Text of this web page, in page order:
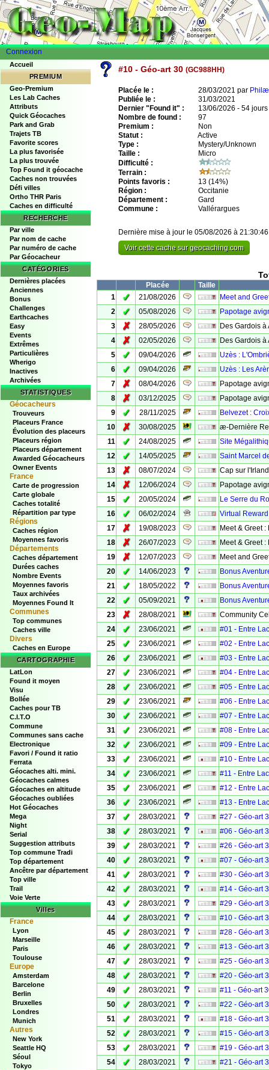
Connexion
Accueil
PREMIUM
Geo-Premium
Les Lab Caches
Attributs
Quick Géocaches
Park and Grab
Trajets TB
Favorite scores
La plus favorisée
La plus trouvée
Top Found it géocache
Caches non trouvées
Défi villes
Ortho THR Paris
Caches en difficulté
RECHERCHE
Par ville
Par nom de cache
Par numéro de cache
Par Géocacheur
CATÉGORIES
Dernières placées
Anciennes
Bonus
Challenges
Earthcaches
Easy
Events
Extrêmes
Particulières
Wherigo
Inactives
Archivées
STATISTIQUES
Géocacheurs
Trouveurs
Placeurs France
Évolution des placeurs
Placeurs région
Placeurs département
Awarded Géocacheurs
Owner Events
France
Carte de progression
Carte globale
Caches totalité
Répartition par type
Régions
Caches région
Moyennes favoris
Départements
Caches département
Durées caches
Nombre Events
Moyennes favoris
Taux archivées
Moyennes Found It
Communes
Top communes
Caches ville
Divers
Caches en Europe
CARTOGRAPHIE
LatLon
Found it moyen
Visu
Bollée
Caches pour TB
C.I.T.O
Commune
Communes sans cache
Electronique
Favori / Found it ratio
Ferrata
Géocaches alti. mini.
Géocaches calmes
Géocaches en altitude
Géocaches oubliées
Hot Géocaches
Mega
Night
Serial
Suggestion attributs
Top commune Tradi
Top département
Ancêtre par département
Top ville
Trail
Voie Verte
Villes
France
Lyon
Marseille
Paris
Toulouse
Europe
Amsterdam
Barcelone
Berlin
Bruxelles
Londres
Munich
Autres
New York
Seattle HQ
Séoul
Tokyo
#10 - Géo-art 30 (GC988HH)
Placée le : 28/03/2021 par
Publiée le :
31/03/2021
Dernier "Found it" :
13/06/2026 - 54 jours
Nombre de found :
97
Premium :
Non
Statut :
Active
Type :
Mystery/Unknown
Taille :
Micro
Difficulté :
Terrain :
Points favoris :
13 (14%)
Région :
Occitanie
Département :
Gard
Commune :
Vallérargues
Dernière mise à jour le 05/08/2026 à 21:30:46
Voir cette cache sur geocaching.com
Placée
Taille
1
✓ 21/08/2026
Meet and
2
✓ 05/08/2026
Papotage
3
✗ 28/05/2026
Des Gardois à
4
✗ 02/05/2026
Des Gardois à
5
✓ 09/04/2026
Uzès :
6
✓ 09/04/2026
Uzès : Les
7
✗ 08/04/2026
Papotage
8
✗ 03/12/2025
Papotage
9
✓ 28/11/2025
Belvezet :
10
✗ 30/08/2025
æ-Dernière
11
✓ 24/08/2025
Site
12
✓ 14/05/2025
Saint Marcel
13
✗ 08/07/2024
Cap sur
14
✗ 12/06/2024
Papotage
15
✓ 20/05/2024
Le Serre du
16
✓ 06/02/2024
Virtual
17
✗ 19/08/2023
Meet & Greet
18
✗ 26/07/2023
Meet & Greet
19
✗ 12/07/2023
Meet and
20
✓ 14/06/2023
Bonus
21
✓ 18/05/2022
Bonus
22
✓ 05/09/2021
Bonus
23
✗ 28/08/2021
Community
24
✓ 23/06/2021
#01 - Entre
25
✓ 23/06/2021
#02 - Entre
26
✓ 23/06/2021
#03 - Entre
27
✓ 23/06/2021
#04 - Entre
28
✓ 23/06/2021
#05 - Entre
29
✓ 23/06/2021
#06 - Entre
30
✓ 23/06/2021
#07 - Entre
31
✓ 23/06/2021
#08 - Entre
32
✓ 23/06/2021
#09 - Entre
33
✓ 23/06/2021
#10 - Entre
34
✓ 23/06/2021
#11 - Entre
35
✓ 23/06/2021
#12 - Entre
36
✓ 23/06/2021
#13 - Entre
37
✓ 28/03/2021
#27 - Géo-art
38
✓ 28/03/2021
#06 - Géo-art
39
✓ 28/03/2021
#26 - Géo-art
40
✓ 28/03/2021
#07 - Géo-art
41
✓ 28/03/2021
#30 - Géo-art
42
✓ 28/03/2021
#14 - Géo-art
43
✓ 28/03/2021
#29 - Géo-art
44
✓ 28/03/2021
#10 - Géo-art
45
✓ 28/03/2021
#28 - Géo-art
46
✓ 28/03/2021
#13 - Géo-art
47
✓ 28/03/2021
#25 - Géo-art
48
✓ 28/03/2021
#20 - Géo-art
49
✓ 28/03/2021
#11 - Géo-art
50
✓ 28/03/2021
#22 - Géo-art
51
✓ 28/03/2021
#18 - Géo-art
52
✓ 28/03/2021
#15 - Géo-art
53
✓ 28/03/2021
#19 - Géo-art
54
✓ 28/03/2021
#21 - Géo-art